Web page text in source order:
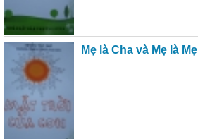
Mẹ là Cha và Mẹ là Mẹ